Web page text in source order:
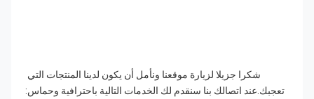
تعجبك.عند اتصالك بنا سنقدم لك الخدمات التالية باحترافية وحماس: